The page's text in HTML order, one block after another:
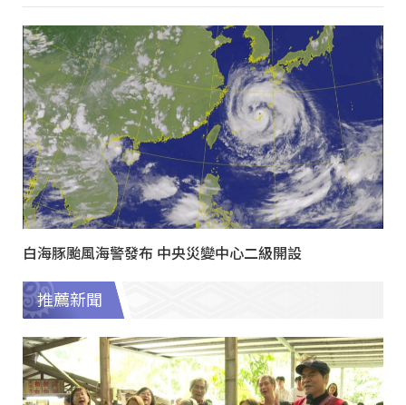
白海豚颱風海警發布 中央災變中心二級開設
推薦新聞